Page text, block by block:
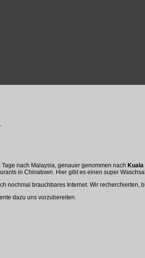
nach Malaysia, genauer genommen nach Kuala
in Chinatown. Hier gibt es einen super
nochmal brauchbares Internet. Wir
dazu uns vorzubereiten.